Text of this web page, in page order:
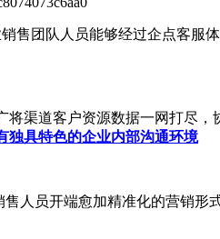
团队人员能够经过企点客服
渠道客户资源数据一网打尽
独具特色的企业内部沟通环境
员开端愈加精准化的营销形